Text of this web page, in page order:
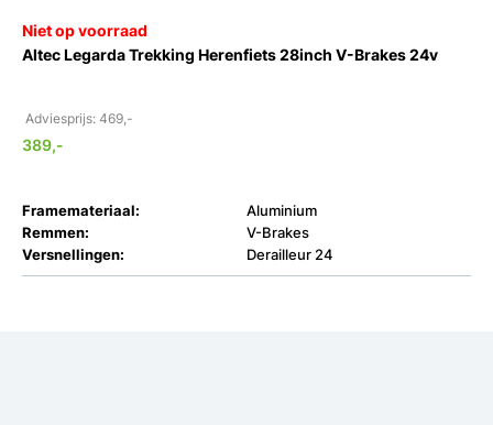
Niet op voorraad
Altec Legarda Trekking Herenfiets 28inch V-Brakes 24v
Adviesprijs: 469,-
389,-
Framemateriaal:
Aluminium
Remmen:
V-Brakes
Versnellingen:
Derailleur 24